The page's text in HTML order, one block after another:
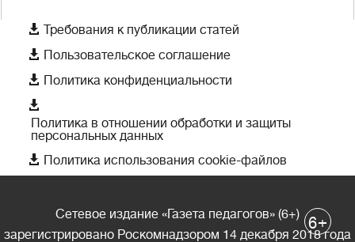
 Требования к публикации статей
 Пользовательское соглашение
 Политика конфиденциальности

Политика в отношении обработки и защиты
персональных данных
 Политика использования cookie-файлов
Сетевое издание «Газета педагогов» (6+)
зарегистрировано Роскомнадзором 14 декабря 2018 года
6+